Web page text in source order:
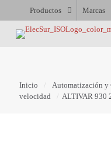
Productos Marcas
Inicio Automatización y
velocidad
ALTIVAR 930